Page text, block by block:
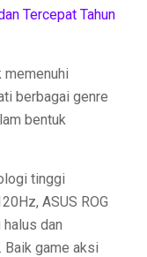
Tercepat Tahun
memenuhi
berbagai genre
bentuk
tinggi
ASUS ROG
dan
game aksi